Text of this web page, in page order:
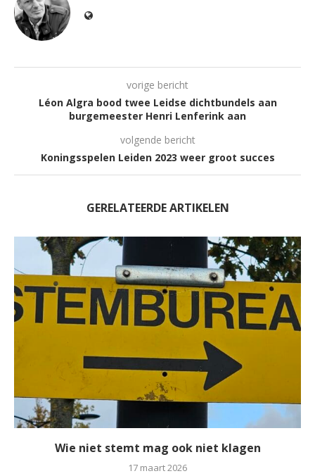
vorige bericht
Léon Algra bood twee Leidse dichtbundels aan
burgemeester Henri Lenferink aan
volgende bericht
Koningsspelen Leiden 2023 weer groot succes
GERELATEERDE ARTIKELEN
Wie niet stemt mag ook niet klagen
17 maart 2026